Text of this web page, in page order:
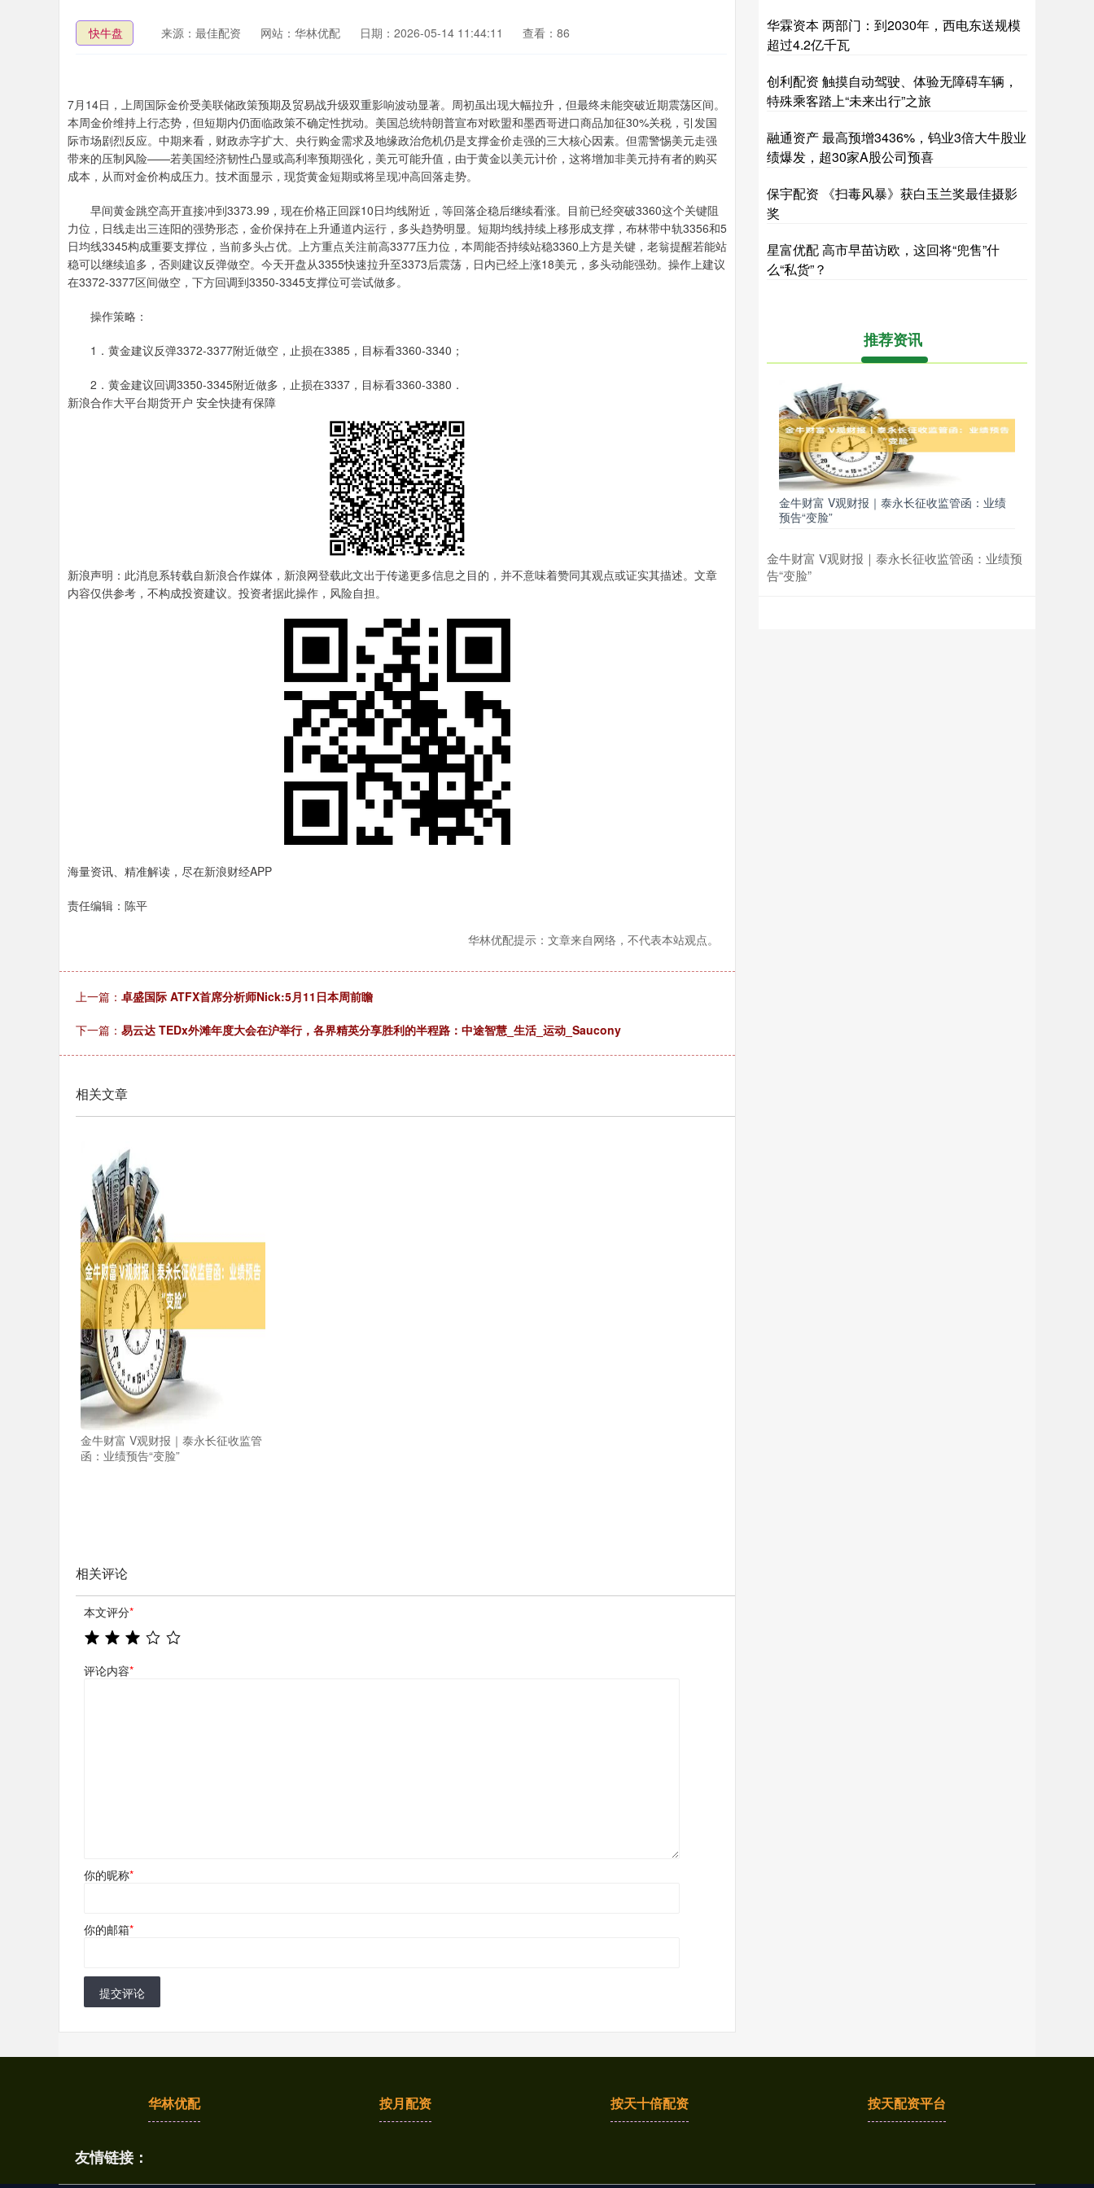
快牛盘 来源：最佳配资 网站：华林优配 日期：2026-05-14 11:44:11 查看：86
7月14日，上周国际金价受美联储政策预期及贸易战升级双重影响波动显著。周初虽出现大幅拉升，但最终未能突破近期震荡区间。
本周金价维持上行态势，但短期内仍面临政策不确定性扰动。美国总统特朗普宣布对欧盟和墨西哥进口商品加征30%关税，引发国
际市场剧烈反应。中期来看，财政赤字扩大、央行购金需求及地缘政治危机仍是支撑金价走强的三大核心因素。但需警惕美元走强
带来的压制风险——若美国经济韧性凸显或高利率预期强化，美元可能升值，由于黄金以美元计价，这将增加非美元持有者的购买
成本，从而对金价构成压力。技术面显示，现货黄金短期或将呈现冲高回落走势。
早间黄金跳空高开直接冲到3373.99，现在价格正回踩10日均线附近，等回落企稳后继续看涨。目前已经突破3360这个关键阻
力位，日线走出三连阳的强势形态，金价保持在上升通道内运行，多头趋势明显。短期均线持续上移形成支撑，布林带中轨3356和5
日均线3345构成重要支撑位，当前多头占优。上方重点关注前高3377压力位，本周能否持续站稳3360上方是关键，老翁提醒若能站
稳可以继续追多，否则建议反弹做空。今天开盘从3355快速拉升至3373后震荡，日内已经上涨18美元，多头动能强劲。操作上建议
在3372-3377区间做空，下方回调到3350-3345支撑位可尝试做多。
操作策略：
1．黄金建议反弹3372-3377附近做空，止损在3385，目标看3360-3340；
2．黄金建议回调3350-3345附近做多，止损在3337，目标看3360-3380．
新浪合作大平台期货开户 安全快捷有保障
新浪声明：此消息系转载自新浪合作媒体，新浪网登载此文出于传递更多信息之目的，并不意味着赞同其观点或证实其描述。文章
内容仅供参考，不构成投资建议。投资者据此操作，风险自担。
海量资讯、精准解读，尽在新浪财经APP
责任编辑：陈平
华林优配提示：文章来自网络，不代表本站观点。
上一篇： 卓盛国际 ATFX首席分析师Nick:5月11日本周前瞻
下一篇： 易云达 TEDx外滩年度大会在沪举行，各界精英分享胜利的半程路：中途智慧_生活_运动_Saucony
相关文章
金牛财富 V观财报｜泰永长征收监管
函：业绩预告“变脸”
相关评论
本文评分*
评论内容*
你的昵称*
你的邮箱*
提交评论
华霖资本 两部门：到2030年，西电东送规模
超过4.2亿千瓦
创利配资 触摸自动驾驶、体验无障碍车辆，
特殊乘客踏上“未来出行”之旅
融通资产 最高预增3436%，钨业3倍大牛股业
绩爆发，超30家A股公司预喜
保宇配资 《扫毒风暴》获白玉兰奖最佳摄影
奖
星富优配 高市早苗访欧，这回将“兜售”什
么“私货”？
推荐资讯
金牛财富 V观财报｜泰永长征收监管函：业绩
预告“变脸”
金牛财富 V观财报｜泰永长征收监管函：业绩预
告“变脸”
华林优配 按月配资 按天十倍配资 按天配资平台
友情链接：